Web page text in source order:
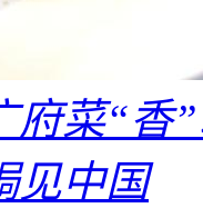
府菜“
见中国